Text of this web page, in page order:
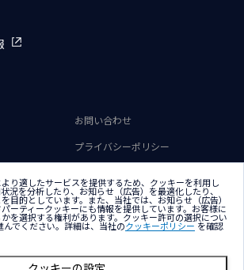
お問い合わせ
プライバシーポリシー
ファレン
り適したサービスを提供するため、クッキーを利用し
況を分析したり、お知らせ（広告）を最適化したり、
目的としています。また、当社では、お知らせ（広告）
ーティークッキーにも情報を提供しています。お客様に
を選択する権利があります。クッキー許可の選択につい
んでください。詳細は、当社のクッキーポリシー を確認